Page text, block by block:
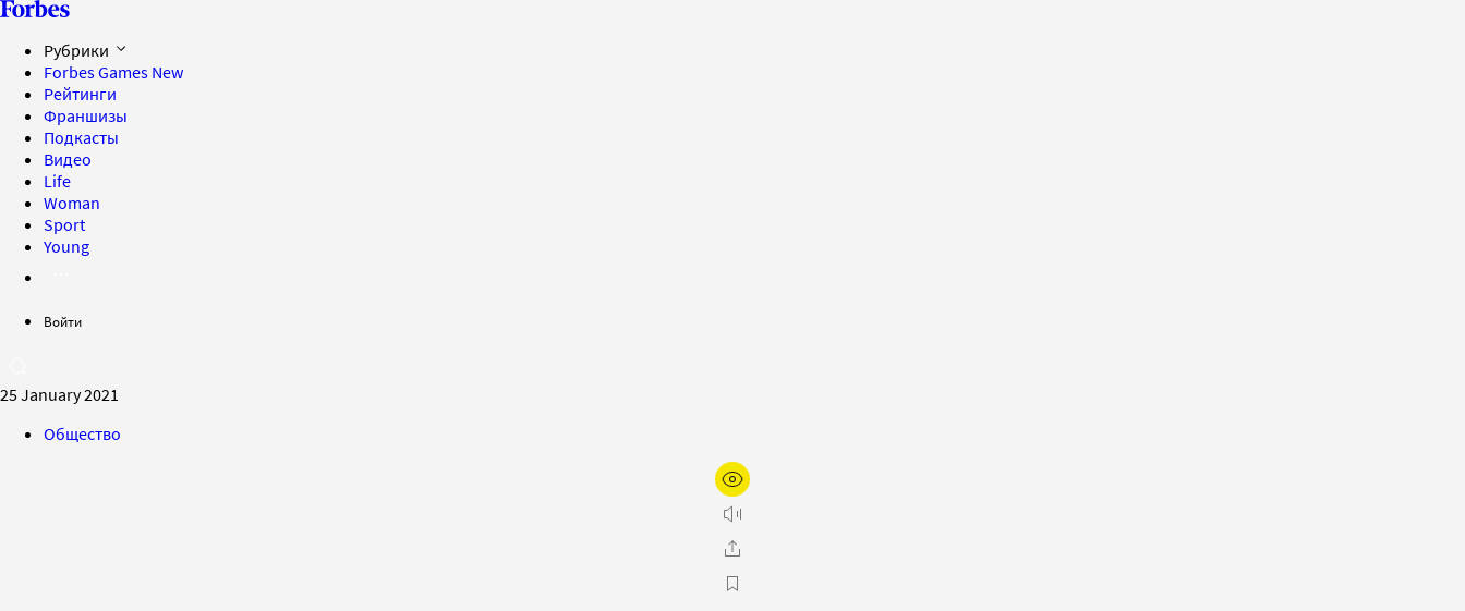
Рубрики
Forbes Games New
Рейтинги
Франшизы
Подкасты
Видео
Life
Woman
Sport
Young
Войти
25 January 2021
Общество